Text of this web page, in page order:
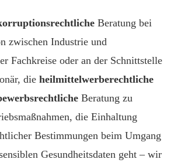
Beratung bei
zwischen Industrie und
Fachkreise oder an der Schnittstelle
die heilmittelwerberechtliche
Beratung zu
die Einhaltung
Bestimmungen beim Umgang
Gesundheitsdaten geht – wir